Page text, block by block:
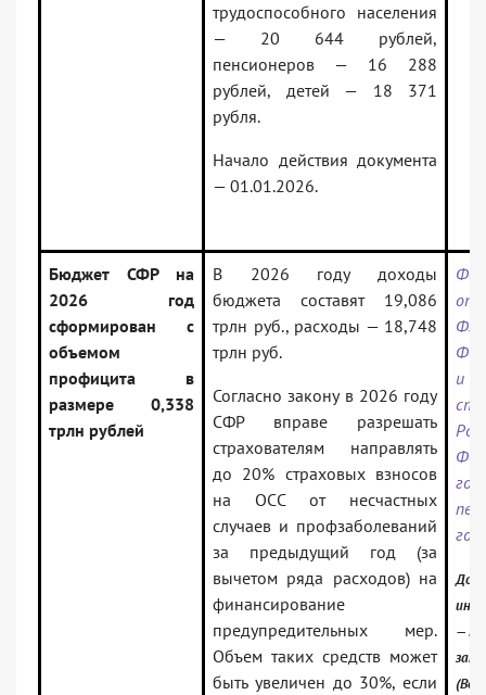
трудоспособного населения
— 20 644 рублей,
пенсионеров — 16 288
рублей, детей — 18 371
рубля.
Начало действия документа
— 01.01.2026.
Бюджет СФР на
2026 год
сформирован с
объемом
профицита в
размере 0,338
трлн рублей
В 2026 году доходы
бюджета составят 19,086
трлн руб., расходы — 18,748
трлн руб.
Согласно закону в 2026 году
СФР вправе разрешать
страхователям направлять
до 20% страховых взносов
на ОСС от несчастных
случаев и профзаболеваний
за предыдущий год (за
вычетом ряда расходов) на
финансирование
предупредительных мер.
Объем таких средств может
быть увеличен до 30%, если
от
и
—